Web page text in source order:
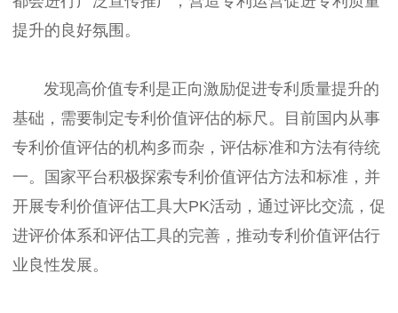
提升的良好氛围。
发现高价值专利是正向激励促进专利质量提升的
基础，需要制定专利价值评估的标尺。目前国内从事
专利价值评估的机构多而杂，评估标准和方法有待统
一。国家平台积极探索专利价值评估方法和标准，并
开展专利价值评估工具大PK活动，通过评比交流，促
进评价体系和评估工具的完善，推动专利价值评估行
业良性发展。